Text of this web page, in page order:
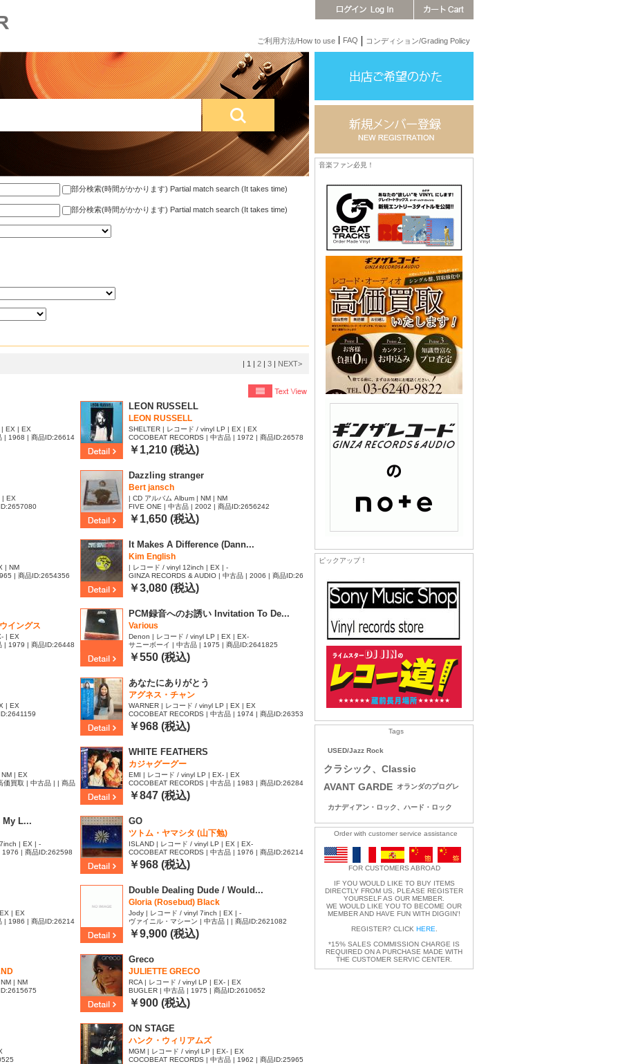
ご利用方法/How to use FAQ コンディション/Grading Policy
部分検索(時間がかかります) Partial match search (It takes time)
部分検索(時間がかかります) Partial match search (It takes time)
| 1 | 2 | 3 | NEXT>
| EX | EX
| 1968 | 商品ID:26614
LEON RUSSELL
LEON RUSSELL
SHELTER | レコード / vinyl LP | EX | EX
COCOBEAT RECORDS | 中古品 | 1972 | 商品ID:26578
96
￥1,210 (税込)
| EX
Dazzling stranger
Bert jansch
| CD アルバム Album | NM | NM
FIVE ONE | 中古品 | 2002 | 商品ID:2656242
￥1,650 (税込)
| NM
| 商品ID:2654356
It Makes A Difference (Dann...
Kim English
| レコード / vinyl 12inch | EX | -
GINZA RECORDS & AUDIO | 中古品 | 2006 | 商品ID:26
48267
￥3,080 (税込)
イングス
| EX
| 1979 | 商品ID:26448
PCM録音へのお誘い Invitation To De...
Various
Denon | レコード / vinyl LP | EX | EX-
サニーボーイ | 中古品 | 1975 | 商品ID:2641825
￥550 (税込)
| EX
あなたにありがとう
アグネス・チャン
WARNER | レコード / vinyl LP | EX | EX
COCOBEAT RECORDS | 中古品 | 1974 | 商品ID:26353
13
￥968 (税込)
| EX
買取 | 中古品 | | 商品
WHITE FEATHERS
カジャグーグー
EMI | レコード / vinyl LP | EX- | EX
COCOBEAT RECORDS | 中古品 | 1983 | 商品ID:26284
51
￥847 (税込)
My L...
| EX | -
1976 | 商品ID:262598
GO
ツトム・ヤマシタ (山下勉)
ISLAND | レコード / vinyl LP | EX | EX-
COCOBEAT RECORDS | 中古品 | 1976 | 商品ID:26214
25
￥968 (税込)
| EX
| 1986 | 商品ID:26214
Double Dealing Dude / Would...
Gloria (Rosebud) Black ‎
Jody | レコード / vinyl 7inch | EX | -
ヴァイニル・マシーン | 中古品 | | 商品ID:2621082
￥9,900 (税込)
| NM
Greco
JULIETTE GRECO
RCA | レコード / vinyl LP | EX- | EX
BUGLER | 中古品 | 1975 | 商品ID:2610652
￥900 (税込)
ON STAGE
ハンク・ウィリアムズ
MGM | レコード / vinyl LP | EX- | EX
COCOBEAT RECORDS | 中古品 | 1962 | 商品ID:25965
音楽ファン必見！
ピックアップ！
Tags
USED/Jazz Rock
クラシック、Classic
AVANT GARDE
オランダのプログレ
カナディアン・ロック、ハード・ロック
Order with customer service assistance
FOR CUSTOMERS ABROAD
IF YOU WOULD LIKE TO BUY ITEMS
DIRECTLY FROM US, PLEASE REGISTER
YOURSELF AS OUR MEMBER.
WE WOULD LIKE YOU TO BECOME OUR
MEMBER AND HAVE FUN WITH DIGGIN'!
REGISTER? CLICK HERE
*15% SALES COMMISSION CHARGE IS
REQUIRED ON A PURCHASE MADE WITH
THE CUSTOMER SERVIC CENTER.